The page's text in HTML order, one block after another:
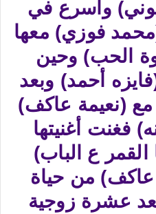
وأسرع في
فوزي) معها
الحب) وحين
أحمد) وبعد
مع (نعيمة عاكف)
فغنت أغنيتها
القمر ع الباب)
من حياة
عشرة زوجية